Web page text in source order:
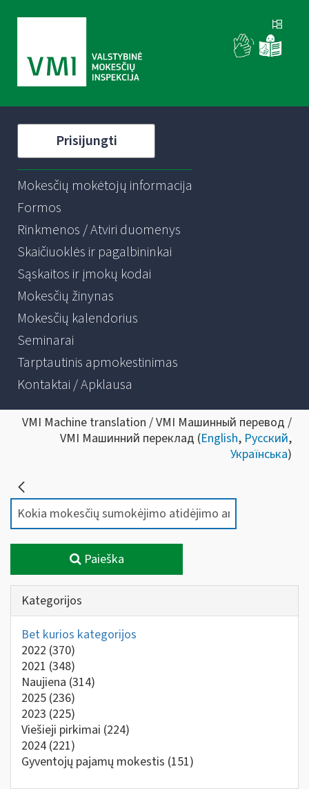
Prisijungti
Mokesčių mokėtojų informacija
Formos
Rinkmenos / Atviri duomenys
Skaičiuoklės ir pagalbininkai
Sąskaitos ir įmokų kodai
Mokesčių žinynas
Mokesčių kalendorius
Seminarai
Tarptautinis apmokestinimas
Kontaktai / Apklausa
VMI Machine translation / VMI Машинный перевод /
VMI Машинний переклад (English, Русский,
Українська)
Paieška
Kategorijos
Bet kurios kategorijos
2022 (370)
2021 (348)
Naujiena (314)
2025 (236)
2023 (225)
Viešieji pirkimai (224)
2024 (221)
Gyventojų pajamų mokestis (151)